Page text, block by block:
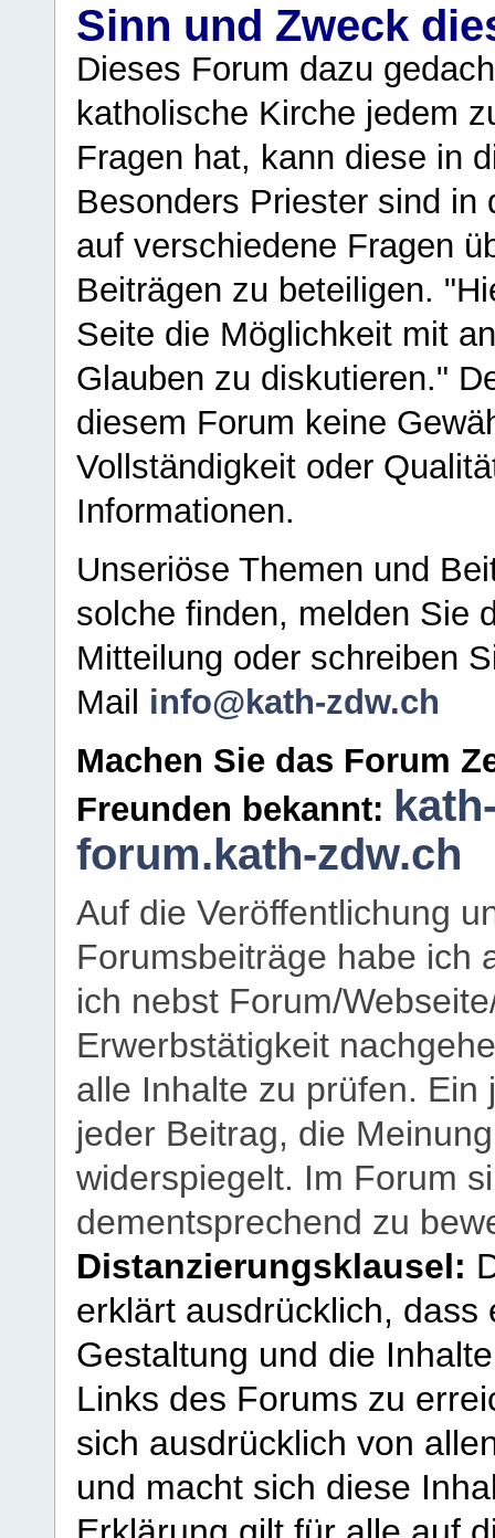
Sinn und Zweck
Dieses Forum dazu
katholische Kirche jedem
Fragen hat, kann diese in
Besonders Priester sind in
auf verschiedene Fragen
Beiträgen zu beteiligen.
Seite die Möglichkeit mit
Glauben zu diskutieren."
diesem Forum keine
Vollständigkeit oder
Informationen.
Unseriöse Themen und
solche finden, melden Sie
Mitteilung oder schreiben
Mail info@kath-zdw.ch
Machen Sie das Forum
Freunden bekannt:
forum.kath-zdw.ch
Auf die Veröffentlichung
Forumsbeiträge habe ich
ich nebst Forum/
Erwerbstätigkeit
alle Inhalte zu prüfen.
jeder Beitrag, die
widerspiegelt. Im Forum
dementsprechend zu
Distanzierungsklausel:
erklärt ausdrücklich,
Gestaltung und die
Links des Forums zu
sich ausdrücklich von
und macht sich diese